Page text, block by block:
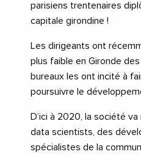
parisiens trentenaires
capitale girondine !
Les dirigeants ont
plus faible en Gironde
bureaux les ont incité à
poursuivre le
D’ici à 2020, la société
data scientists, des
spécialistes de la